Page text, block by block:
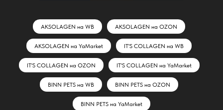
AKSOLAGEN на WB AKSOLAGEN на OZON
AKSOLAGEN на YaMarket IT'S COLLAGEN на WB
IT'S COLLAGEN на OZON IT'S COLLAGEN на YaMarket
BINN PETS на WB BINN PETS на OZON
BINN PETS на YaMarket